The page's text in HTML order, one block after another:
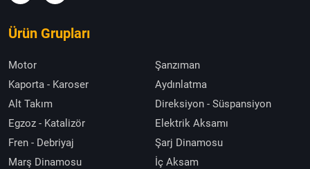
Ürün Grupları
Motor
Şanzıman
Kaporta - Karoser
Aydınlatma
Alt Takım
Direksiyon - Süspansiyon
Egzoz - Katalizör
Elektrik Aksamı
Fren - Debriyaj
Şarj Dinamosu
Marş Dinamosu
İç Aksam